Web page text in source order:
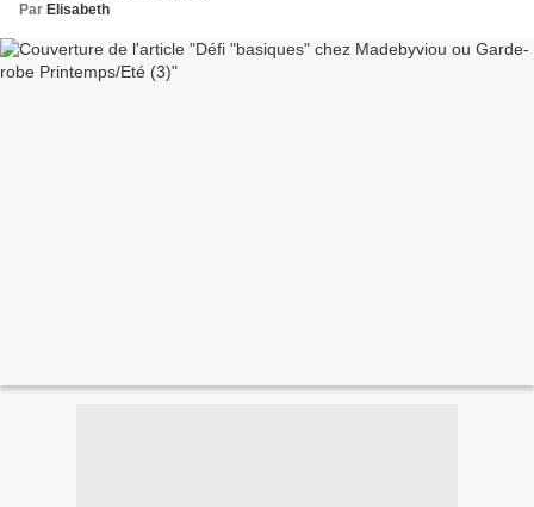
Par Elisabeth